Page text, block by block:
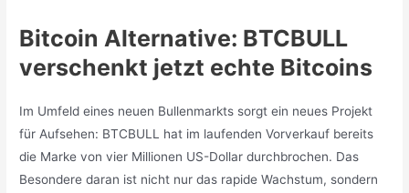
Bitcoin Alternative: BTCBULL
verschenkt jetzt echte Bitcoins
Im Umfeld eines neuen Bullenmarkts sorgt ein neues Projekt
für Aufsehen: BTCBULL hat im laufenden Vorverkauf bereits
die Marke von vier Millionen US-Dollar durchbrochen. Das
Besondere daran ist nicht nur das rapide Wachstum, sondern